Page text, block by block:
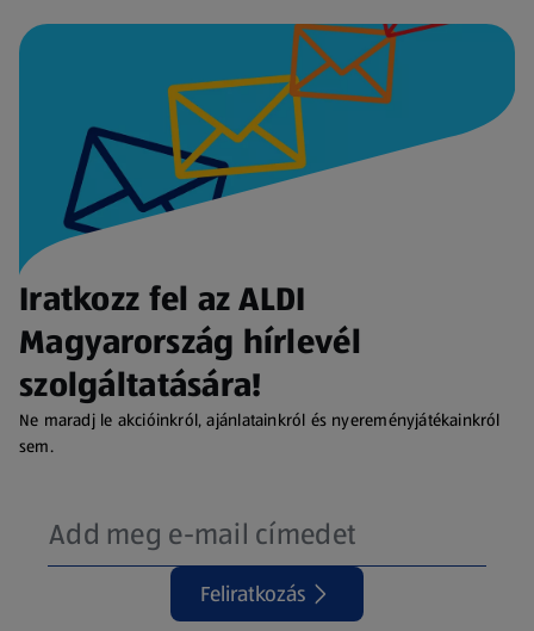
Iratkozz fel az ALDI
Magyarország hírlevél
szolgáltatására!
Ne maradj le akcióinkról, ajánlatainkról és nyereményjátékainkról
sem.
Feliratkozás